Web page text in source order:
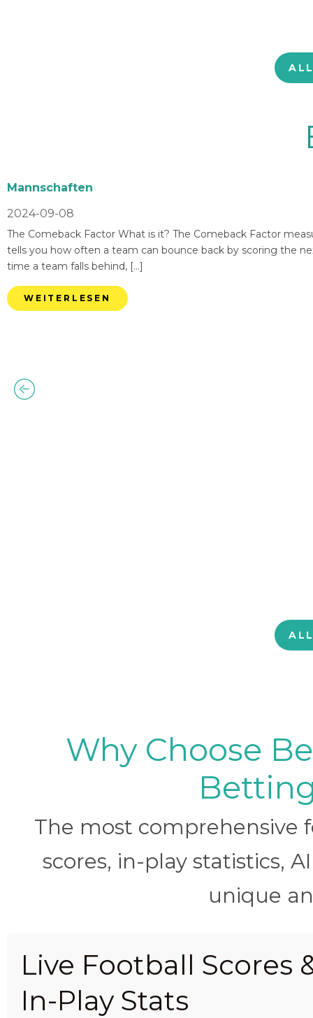
Mannschaften
2024-09-08
The Comeback Factor What is it? The Comeback Factor
tells you how often a team can bounce back by scoring the
time a team falls behind, […]
WEITERLESEN
Why Choose
The most
scores, in-play statistics,
unique
Live Football Scores
In-Play Stats